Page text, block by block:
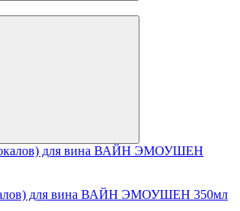
для вина ВАЙН ЭМОУШЕН 350мл